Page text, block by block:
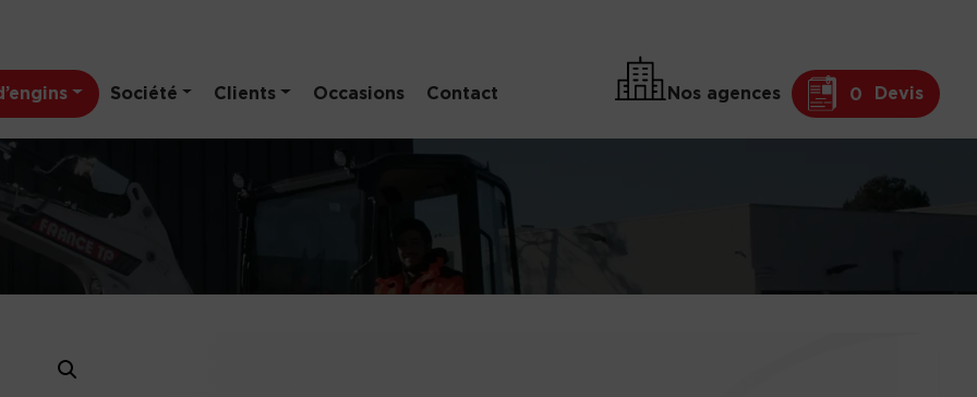
Société Clients Occasions Contact Nos agences 0 Devis